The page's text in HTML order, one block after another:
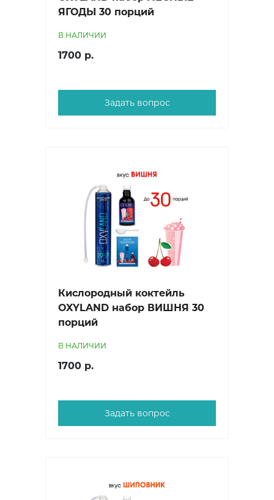
ЯГОДЫ 30 порций
В НАЛИЧИИ
1700 р.
Задать вопрос
Кислородный коктейль
OXYLAND набор ВИШНЯ 30
порций
В НАЛИЧИИ
1700 р.
Задать вопрос